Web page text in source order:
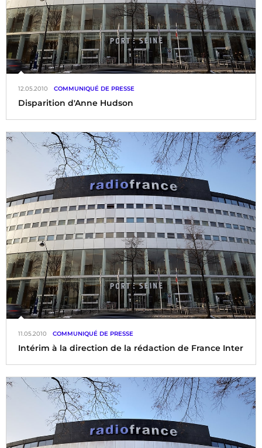
Disparition d'Anne Hudson
12.05.2010 COMMUNIQUÉ DE PRESSE
Une voix historique de France Info
Intérim à la direction de la rédaction de France Inter
11.05.2010 COMMUNIQUÉ DE PRESSE
Renaud Dély assurera l’intérim jusqu’à fin septembre.